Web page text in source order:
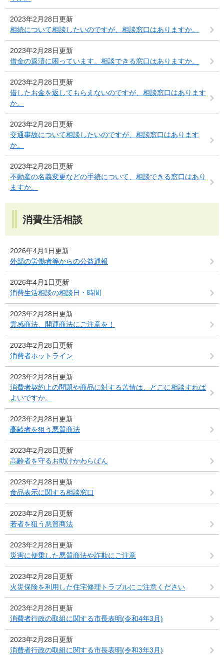
2023年2月28日更新
相続について相談したいのですが、相談窓口はありますか。
2023年2月28日更新
借金の返済に困っています。相談できる窓口はありますか。
2023年2月28日更新
借したお金を返してもらえないのですが、相談窓口はあります
か。
2023年2月28日更新
交通事故について相談したいのですが、相談窓口はあります
か。
2023年2月28日更新
不動産の名義変更などの手続について、相談できる窓口はあり
ますか。
消費生活相談
2026年4月1日更新
外部の労働者等からの公益通報
2026年4月1日更新
消費生活相談の相談日・時間
2023年2月28日更新
霊感商法、開運商法にご注意を！
2023年2月28日更新
消費者ホットライン
2023年2月28日更新
消費者契約上の問題や商品に対する苦情は、どこに相談すれば
よいですか。
2023年2月28日更新
高齢者を狙う悪質商法
2023年2月28日更新
高齢者を守るお助けかわらばん
2023年2月28日更新
食品表示に関する相談窓口
2023年2月28日更新
若者を狙う悪質商法
2023年2月28日更新
災害に便乗した悪質商法や詐欺にご注意
2023年2月28日更新
火災保険を利用した住宅修理トラブルにご注意ください
2023年2月28日更新
消費者行政の取組に関する市長表明(令和4年3月)
2023年2月28日更新
消費者行政の取組に関する市長表明(令和3年3月)